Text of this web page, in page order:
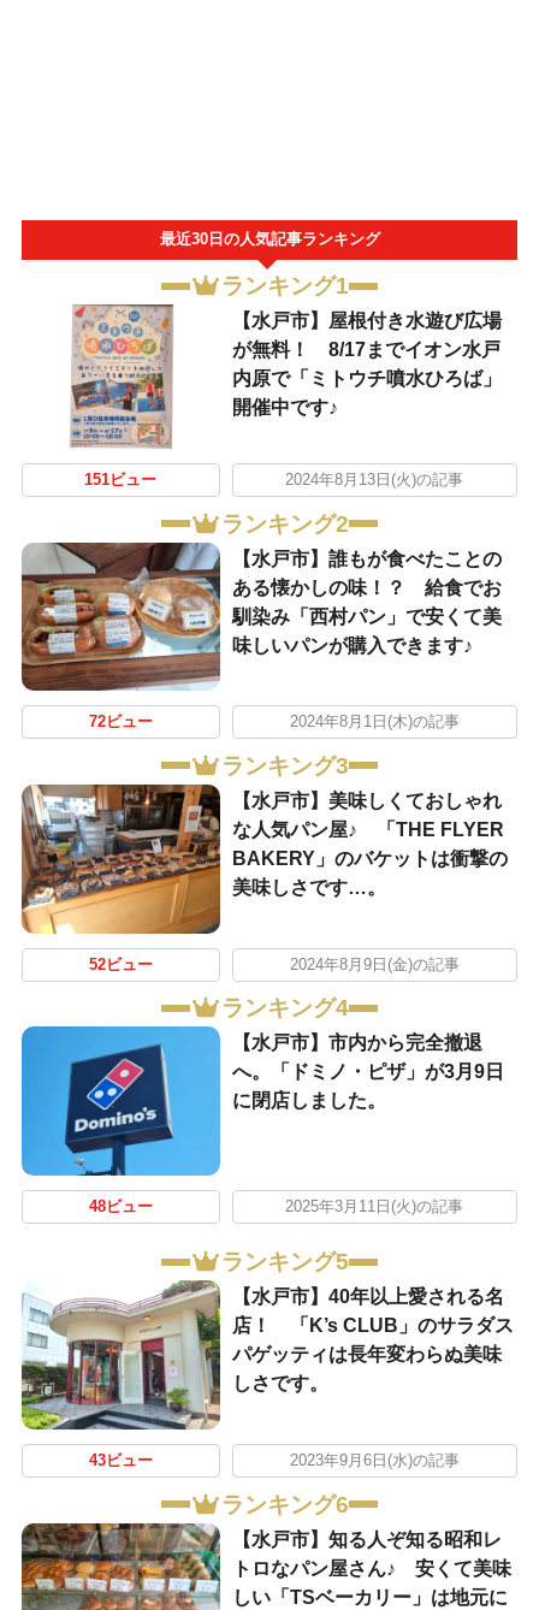
最近30日の人気記事ランキング
ランキング1
【水戸市】屋根付き水遊び広場
が無料！ 8/17までイオン水戸
内原で「ミトウチ噴水ひろば」
開催中です♪
151ビュー 2024年8月13日(火)の記事
ランキング2
【水戸市】誰もが食べたことの
ある懐かしの味！？ 給食でお
馴染み「西村パン」で安くて美
味しいパンが購入できます♪
72ビュー 2024年8月1日(木)の記事
ランキング3
【水戸市】美味しくておしゃれ
な人気パン屋♪ 「THE FLYER
BAKERY」のバケットは衝撃の
美味しさです…。
52ビュー 2024年8月9日(金)の記事
ランキング4
【水戸市】市内から完全撤退
へ。「ドミノ・ピザ」が3月9日
に閉店しました。
48ビュー 2025年3月11日(火)の記事
ランキング5
【水戸市】40年以上愛される名
店！ 「K’s CLUB」のサラダス
パゲッティは長年変わらぬ美味
しさです。
43ビュー 2023年9月6日(水)の記事
ランキング6
【水戸市】知る人ぞ知る昭和レ
トロなパン屋さん♪ 安くて美味
しい「TSベーカリー」は地元に